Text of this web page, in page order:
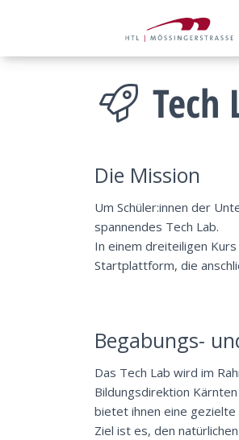
Tech
Die Mission
Um Schüler:innen der
spannendes Tech Lab.
In einem dreiteiligen
Startplattform, die
Begabungs-
Das Tech Lab wird im
Bildungsdirektion
bietet ihnen eine gezielte
Ziel ist es, den